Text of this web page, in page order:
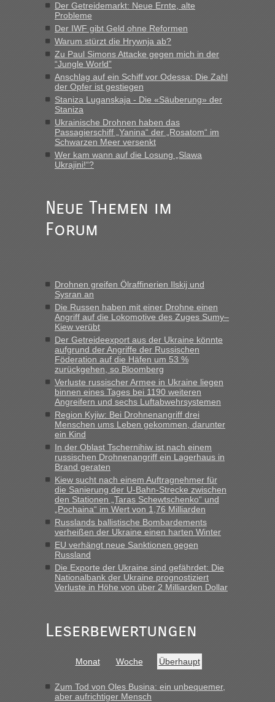
Recht, Visa und Dokumente • Re: Seit
Anfang des Jahres haben die Zollbeamten
Verstöße im Wert von fast 11 Milliarden
aufgedeckt
„Kein Zoll. Du musst an sich nur sagen dass das privat ist
und du nicht damit handeln willst. So lange das nicht
Originalverpackt ist und ersichlich das nicht neu sollte es
keine Probleme geben“
Recht, Visa und Dokumente • Deklaration
gebrauchter Kleidung beim Zoll
„Hallo Leute, ich weiß nicht, ob ich hier richtig bin mit meiner
mitnehmen. Es ist gebrauchte Kleidung...“
Berichte und Reisetipps • Re: An welchem
15.6. in Krakovets rüber. Sehr zeitig los gegen 5 Uhr in der
Früh. Mit sehr sehr wenig Verkehr, super bis zur Grenze. Nur
8 PKW vor der Schranke....“
inBerichte und Reisetipps • Re: An welchem
Grenzübergang zwischen Polen und der Ukraine
geht es am schnellsten?
„Gestern 6 Stunden warten vor der Grenze Richtung Polen
in Krakowez mit dem Kleinbus. Abfertigung ging dann
schnell da auch Passagiere mit EU-Pass dabei waren“
Bernd D-UAinBerichte und Reisetipps • Re: An
welchem Grenzübergang zwischen Polen und
der Ukraine geht es am schnellsten?
„Bin am Montag 15.6.26 um 8 Uhr in Urgyniw ausgereist,
das erste Mal an einem Montagmorgen ca. 15 Fahrzeuge
vor mir, bin sonst der Erste oder Zweite, egal, nach ca 20
Minuten wurde dann die nächste Welle...“
Berichte und Reisetipps • Re: An welchem
Grenzübergang zwischen Polen und der Ukraine
geht es am schnellsten?
„Derzeit, ist es überall sehr voll an den Grenzen Ukraine/
Der Getreidemarkt: Neue Ernte, alte
Probleme
Der IWF gibt Geld ohne Reformen
Warum stürzt die Hrywnja ab?
Zu Paul Simons Attacke gegen mich in der
“Jungle World”
Anschlag auf ein Schiff vor Odessa: Die Zahl
der Opfer ist gestiegen
Staniza Luganskaja - Die «Säuberung» der
Staniza
Ukrainische Drohnen haben das
Passagierschiff „Yanina“ der „Rosatom“ im
Schwarzen Meer versenkt
Wer kam wann auf die Losung „Slawa
Ukrajini!“?
Neue Themen im
Forum
Drohnen greifen Ölraffinerien Ilskij und
Sysran an
Die Russen haben mit einer Drohne einen
Angriff auf die Lokomotive des Zuges Sumy–
Kiew verübt
Der Getreideexport aus der Ukraine könnte
aufgrund der Angriffe der Russischen
Föderation auf die Häfen um 53 %
zurückgehen, so Bloomberg
Verluste russischer Armee in Ukraine liegen
binnen eines Tages bei 1190 weiteren
Angreifern und sechs Luftabwehrsystemen
Region Kyjiw: Bei Drohnenangriff drei
Menschen ums Leben gekommen, darunter
ein Kind
In der Oblast Tschernihiw ist nach einem
russischen Drohnenangriff ein Lagerhaus in
Brand geraten
Kiew sucht nach einem Auftragnehmer für
die Sanierung der U-Bahn-Strecke zwischen
den Stationen „Taras Schewtschenko“ und
„Pochaina“ im Wert von 1,76 Milliarden
Russlands ballistische Bombardements
verheißen der Ukraine einen harten Winter
EU verhängt neue Sanktionen gegen
Russland
Die Exporte der Ukraine sind gefährdet: Die
Nationalbank der Ukraine prognostiziert
Verluste in Höhe von über 2 Milliarden Dollar
Leserbewertungen
Monat Woche Überhaupt
Zum Tod von Oles Busina: ein unbequemer,
aber aufrichtiger Mensch